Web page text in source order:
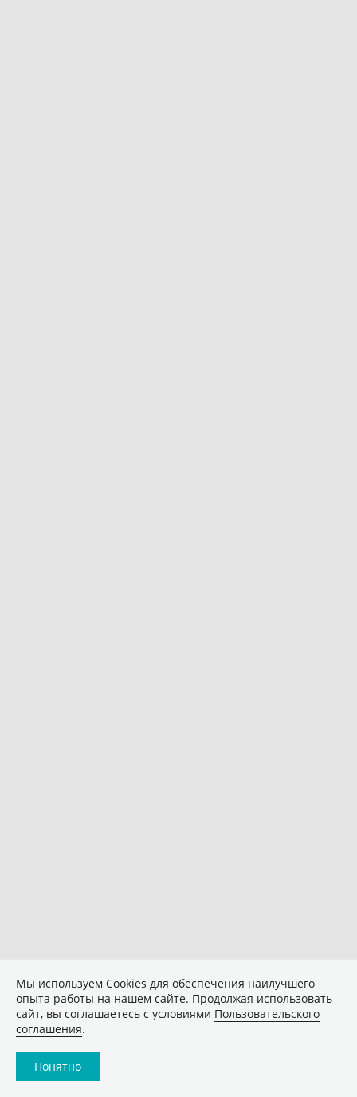
Мы используем Сookies для обеспечения наилучшего
опыта работы на нашем сайте. Продолжая использовать
сайт, вы соглашаетесь с условиями Пользовательского
соглашения.
Понятно